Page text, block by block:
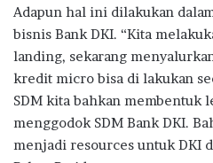
Adapun hal ini dilakukan
bisnis Bank DKI. “Kita
landing, sekarang
kredit micro bisa di lakukan
SDM kita bahkan membentuk
menggodok SDM Bank DKI.
menjadi resources untuk DKI